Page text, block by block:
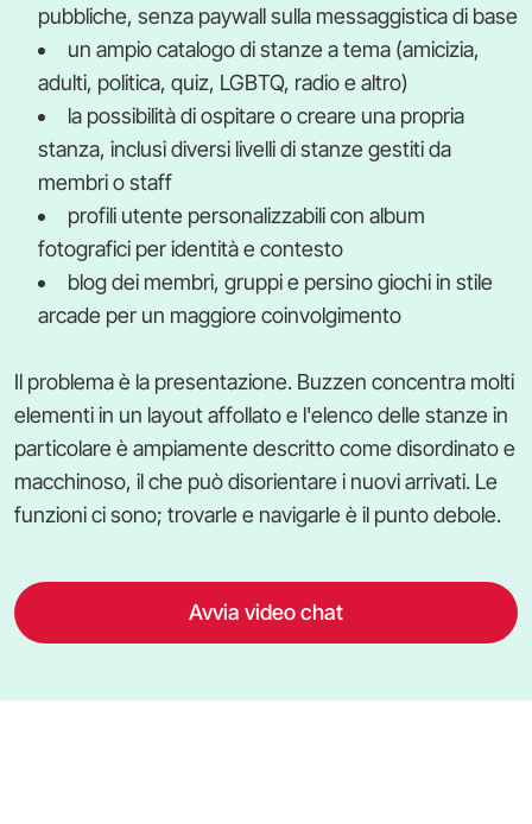
pubbliche, senza paywall sulla messaggistica di base
un ampio catalogo di stanze a tema (amicizia,
adulti, politica, quiz, LGBTQ, radio e altro)
la possibilità di ospitare o creare una propria
stanza, inclusi diversi livelli di stanze gestiti da
membri o staff
profili utente personalizzabili con album
fotografici per identità e contesto
blog dei membri, gruppi e persino giochi in stile
arcade per un maggiore coinvolgimento
Il problema è la presentazione. Buzzen concentra molti
elementi in un layout affollato e l'elenco delle stanze in
particolare è ampiamente descritto come disordinato e
macchinoso, il che può disorientare i nuovi arrivati. Le
funzioni ci sono; trovarle e navigarle è il punto debole.
Avvia video chat